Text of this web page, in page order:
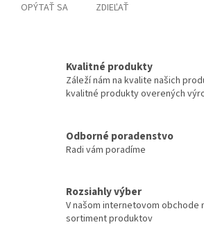
OPÝTAŤ SA ZDIEĽAŤ
Kvalitné produkty
Záleží nám na kvalite našich
kvalitné produkty overených
Odborné poradenstvo
Radi vám poradíme
Rozsiahly výber
V našom internetovom obchode
sortiment produktov